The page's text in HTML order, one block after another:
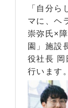
「自分
マに、ヘ
崇弥氏×
園」施設
役社長 岡
行います。